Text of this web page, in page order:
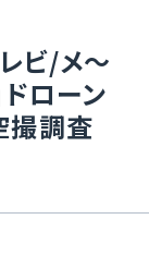
ビ/メ〜
ローン
撮調査